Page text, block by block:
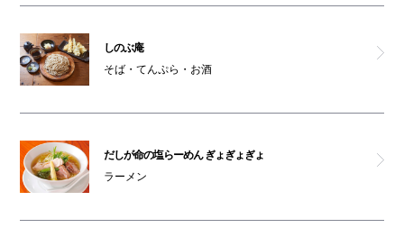
車椅子利用可能トイレ(6F)
オストメイト対応トイレ(6F)
しのぶ庵
そば・てんぷら・お酒
だしが命の塩らーめん ぎょぎょぎょ
ラーメン